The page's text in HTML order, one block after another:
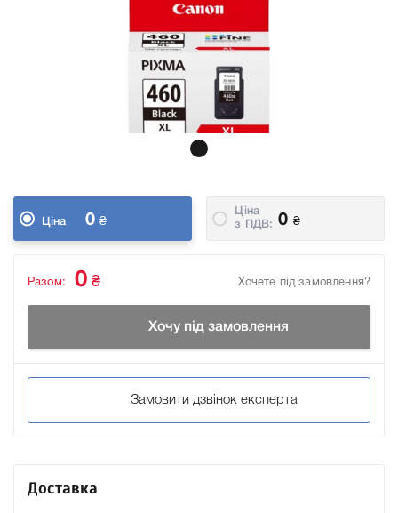
Ціна 0 ₴
Ціна
з ПДВ:
0 ₴
Хочете під замовлення?
Разом: 0 ₴
Хочу під замовлення
Замовити дзвінок експерта
Доставка